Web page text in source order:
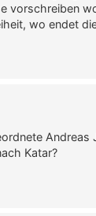
vorschreiben
wo endet
Andreas
Katar?